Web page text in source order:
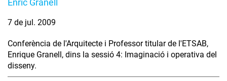
Enric Granell
7 de jul. 2009
Conferència de l'Arquitecte i Professor titular de l'ETSAB,
Enrique Granell, dins la sessió 4: Imaginació i operativa del
disseny.